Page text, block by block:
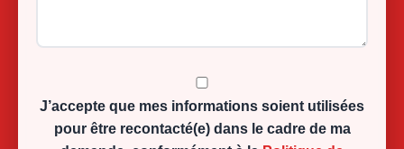
J’accepte que mes informations soient utilisées
pour être recontacté(e) dans le cadre de ma